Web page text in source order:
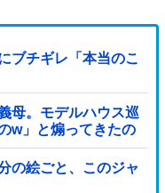
ブチギレ「本当のこ
母。モデルハウス巡
w」と煽ってきたの
ロオロｗｗ←嫌味を
の絵ごと、このジャ